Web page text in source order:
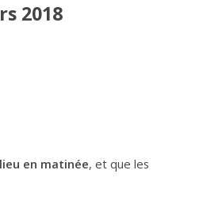
2018
en matinée, et que les